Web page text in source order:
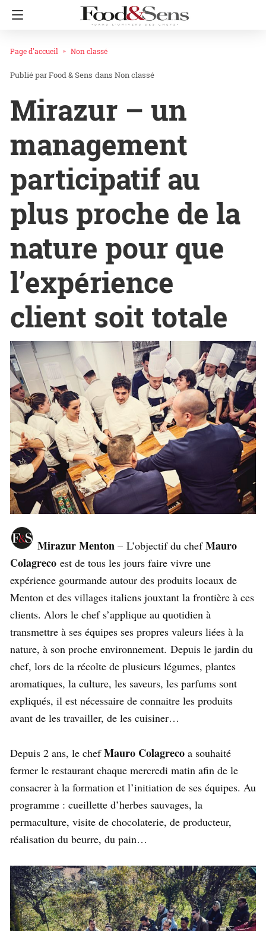
Page d'accueil Non classé
Food & Sens dans Non classé
Mirazur – un
management
participatif au
plus proche de la
nature pour que
l’expérience
client soit totale
Mirazur Menton – L’objectif du chefMauro
Colagreco est de tous les jours faire vivre une
expérience gourmande autour des produits locaux de
Menton et des villages italiens jouxtant la frontière à ces
clients. Alors le chef s’applique au quotidien à
transmettre à ses équipes ses propres valeurs liées à la
nature, à son proche environnement. Depuis le jardin du
chef, lors de la récolte de plusieurs légumes, plantes
aromatiques, la culture, les saveurs, les parfums sont
expliqués, il est nécessaire de connaitre les produits
avant de les travailler, de les cuisiner…
Depuis 2 ans, le chefMauro Colagreco a souhaité
fermer le restaurant chaque mercredi matin afin de le
consacrer à la formation et l’initiation de ses équipes. Au
programme : cueillette d’herbes sauvages, la
permaculture, visite de chocolaterie, de producteur,
réalisation du beurre, du pain…